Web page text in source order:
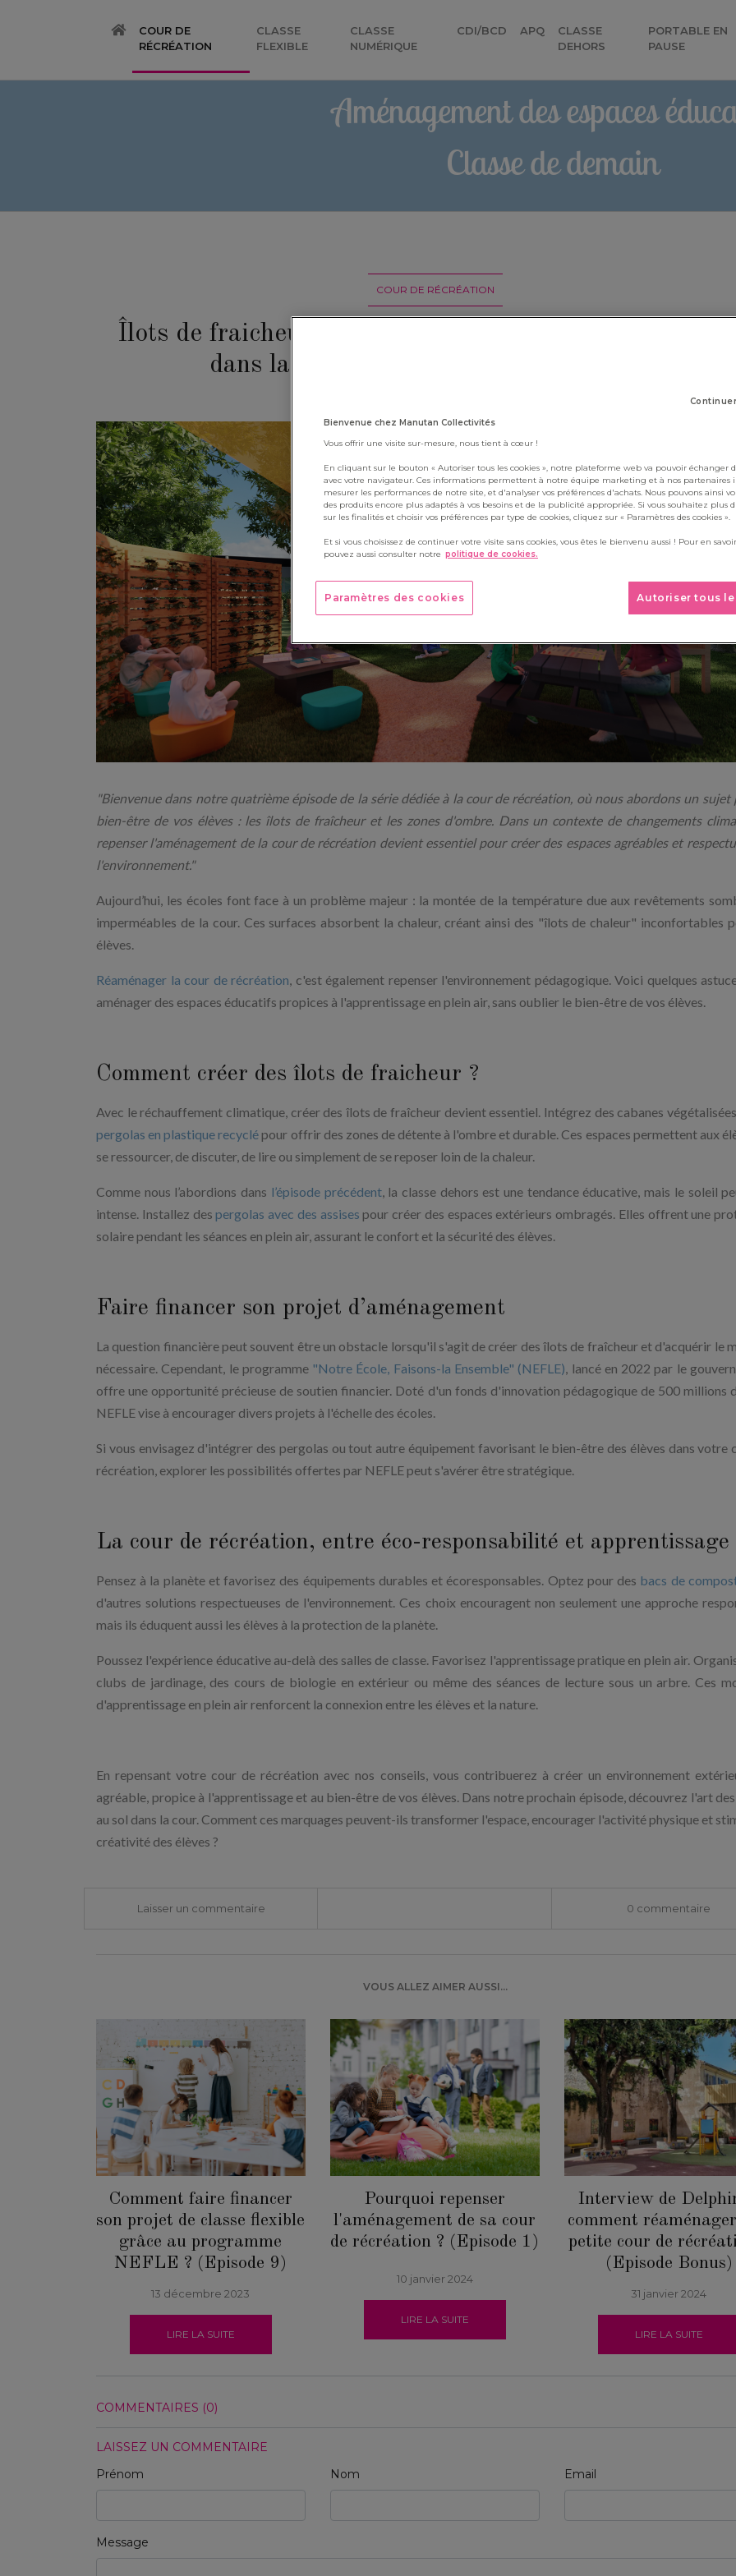
COUR DE
RÉCRÉATION (CURRENT)
CLASSE
FLEXIBLE
CLASSE
NUMÉRIQUE
CDI/BCD APQ
CLASSE
DEHORS
PORTABLE EN
PAUSE
Aménagement des espaces
Classe de demain
COUR DE RÉCRÉATION
Îlots de fraicheur : comment faire baisser la
dans la cour de récréation ? (Episode 4)
"Bienvenue dans notre quatrième épisode de la série dédiée à la cour de récréation, où nous abordons un sujet
bien-être de vos élèves : les îlots de fraîcheur et les zones d'ombre. Dans un contexte de changements
repenser l'aménagement de la cour de récréation devient essentiel pour créer des espaces agréables et
l'environnement."
Aujourd’hui, les écoles font face à un problème majeur : la montée de la température due aux revêtements
imperméables de la cour. Ces surfaces absorbent la chaleur, créant ainsi des "îlots de chaleur" inconfortables
élèves.
Réaménager la cour de récréation, c'est également repenser l'environnement pédagogique. Voici quelques
aménager des espaces éducatifs propices à l'apprentissage en plein air, sans oublier le bien-être de vos élèves.
Comment créer des îlots de fraicheur ?
Avec le réchauffement climatique, créer des îlots de fraîcheur devient essentiel. Intégrez des cabanes
pergolas en plastique recyclé pour offrir des zones de détente à l'ombre et durable. Ces espaces permettent aux
se ressourcer, de discuter, de lire ou simplement de se reposer loin de la chaleur.
Comme nous l’abordions dans l’épisode précédent, la classe dehors est une tendance éducative, mais le soleil
intense. Installez despergolas avec des assises pour créer des espaces extérieurs ombragés. Elles offrent une
solaire pendant les séances en plein air, assurant le confort et la sécurité des élèves.
Faire financer son projet d’aménagement
La question financière peut souvent être un obstacle lorsqu'il s'agit de créer des îlots de fraîcheur et d'acquérir le
nécessaire. Cependant, le programme "Notre École, Faisons-la Ensemble" (NEFLE), lancé en 2022 par le
offre une opportunité précieuse de soutien financier. Doté d'un fonds d'innovation pédagogique de 500 millions
NEFLE vise à encourager divers projets à l'échelle des écoles.
Si vous envisagez d'intégrer des pergolas ou tout autre équipement favorisant le bien-être des élèves dans votre
récréation, explorer les possibilités offertes par NEFLE peut s'avérer être stratégique.
La cour de récréation, entre éco-responsabilité et apprentissage
Pensez à la planète et favorisez des équipements durables et écoresponsables. Optez pour des bacs de
d'autres solutions respectueuses de l'environnement. Ces choix encouragent non seulement une approche
mais ils éduquent aussi les élèves à la protection de la planète.
Poussez l'expérience éducative au-delà des salles de classe. Favorisez l'apprentissage pratique en plein air.
clubs de jardinage, des cours de biologie en extérieur ou même des séances de lecture sous un arbre. Ces
d'apprentissage en plein air renforcent la connexion entre les élèves et la nature.
En repensant votre cour de récréation avec nos conseils, vous contribuerez à créer un environnement
agréable, propice à l'apprentissage et au bien-être de vos élèves. Dans notre prochain épisode, découvrez l'art
au sol dans la cour. Comment ces marquages peuvent-ils transformer l'espace, encourager l'activité physique et
créativité des élèves ?
Laisser un commentaire 0 commentaire
VOUS ALLEZ AIMER AUSSI...
Comment faire financer
son projet de classe flexible
grâce au programme
NEFLE ? (Episode 9)
13 décembre 2023
LIRE LA SUITE
Pourquoi repenser
l'aménagement de sa cour
de récréation ? (Episode 1)
10 janvier 2024
LIRE LA SUITE
Interview de
comment
petite cour de
(Episode Bonus)
31 janvier 2024
LIRE LA SUITE
COMMENTAIRES (0)
LAISSEZ UN COMMENTAIRE
Prénom
Nom Email
Message
Bienvenue chez Manutan Collectivités
Vous offrir une visite sur-mesure, nous tient à cœur !
En cliquant sur le bouton « Autoriser tous les cookies », notre plateforme web va pouvoir échanger
avec votre navigateur. Ces informations permettent à notre équipe marketing et à nos partenaires
mesurer les performances de notre site, et d'analyser vos préférences d'achats. Nous pouvons ainsi
des produits encore plus adaptés à vos besoins et de la publicité appropriée. Si vous souhaitez plus
sur les finalités et choisir vos préférences par type de cookies, cliquez sur « Paramètres des cookies ».
Et si vous choisissez de continuer votre visite sans cookies, vous êtes le bienvenu aussi ! Pour en
pouvez aussi consulter notre politique de cookies.
Autoriser tous
Paramètres des cookies